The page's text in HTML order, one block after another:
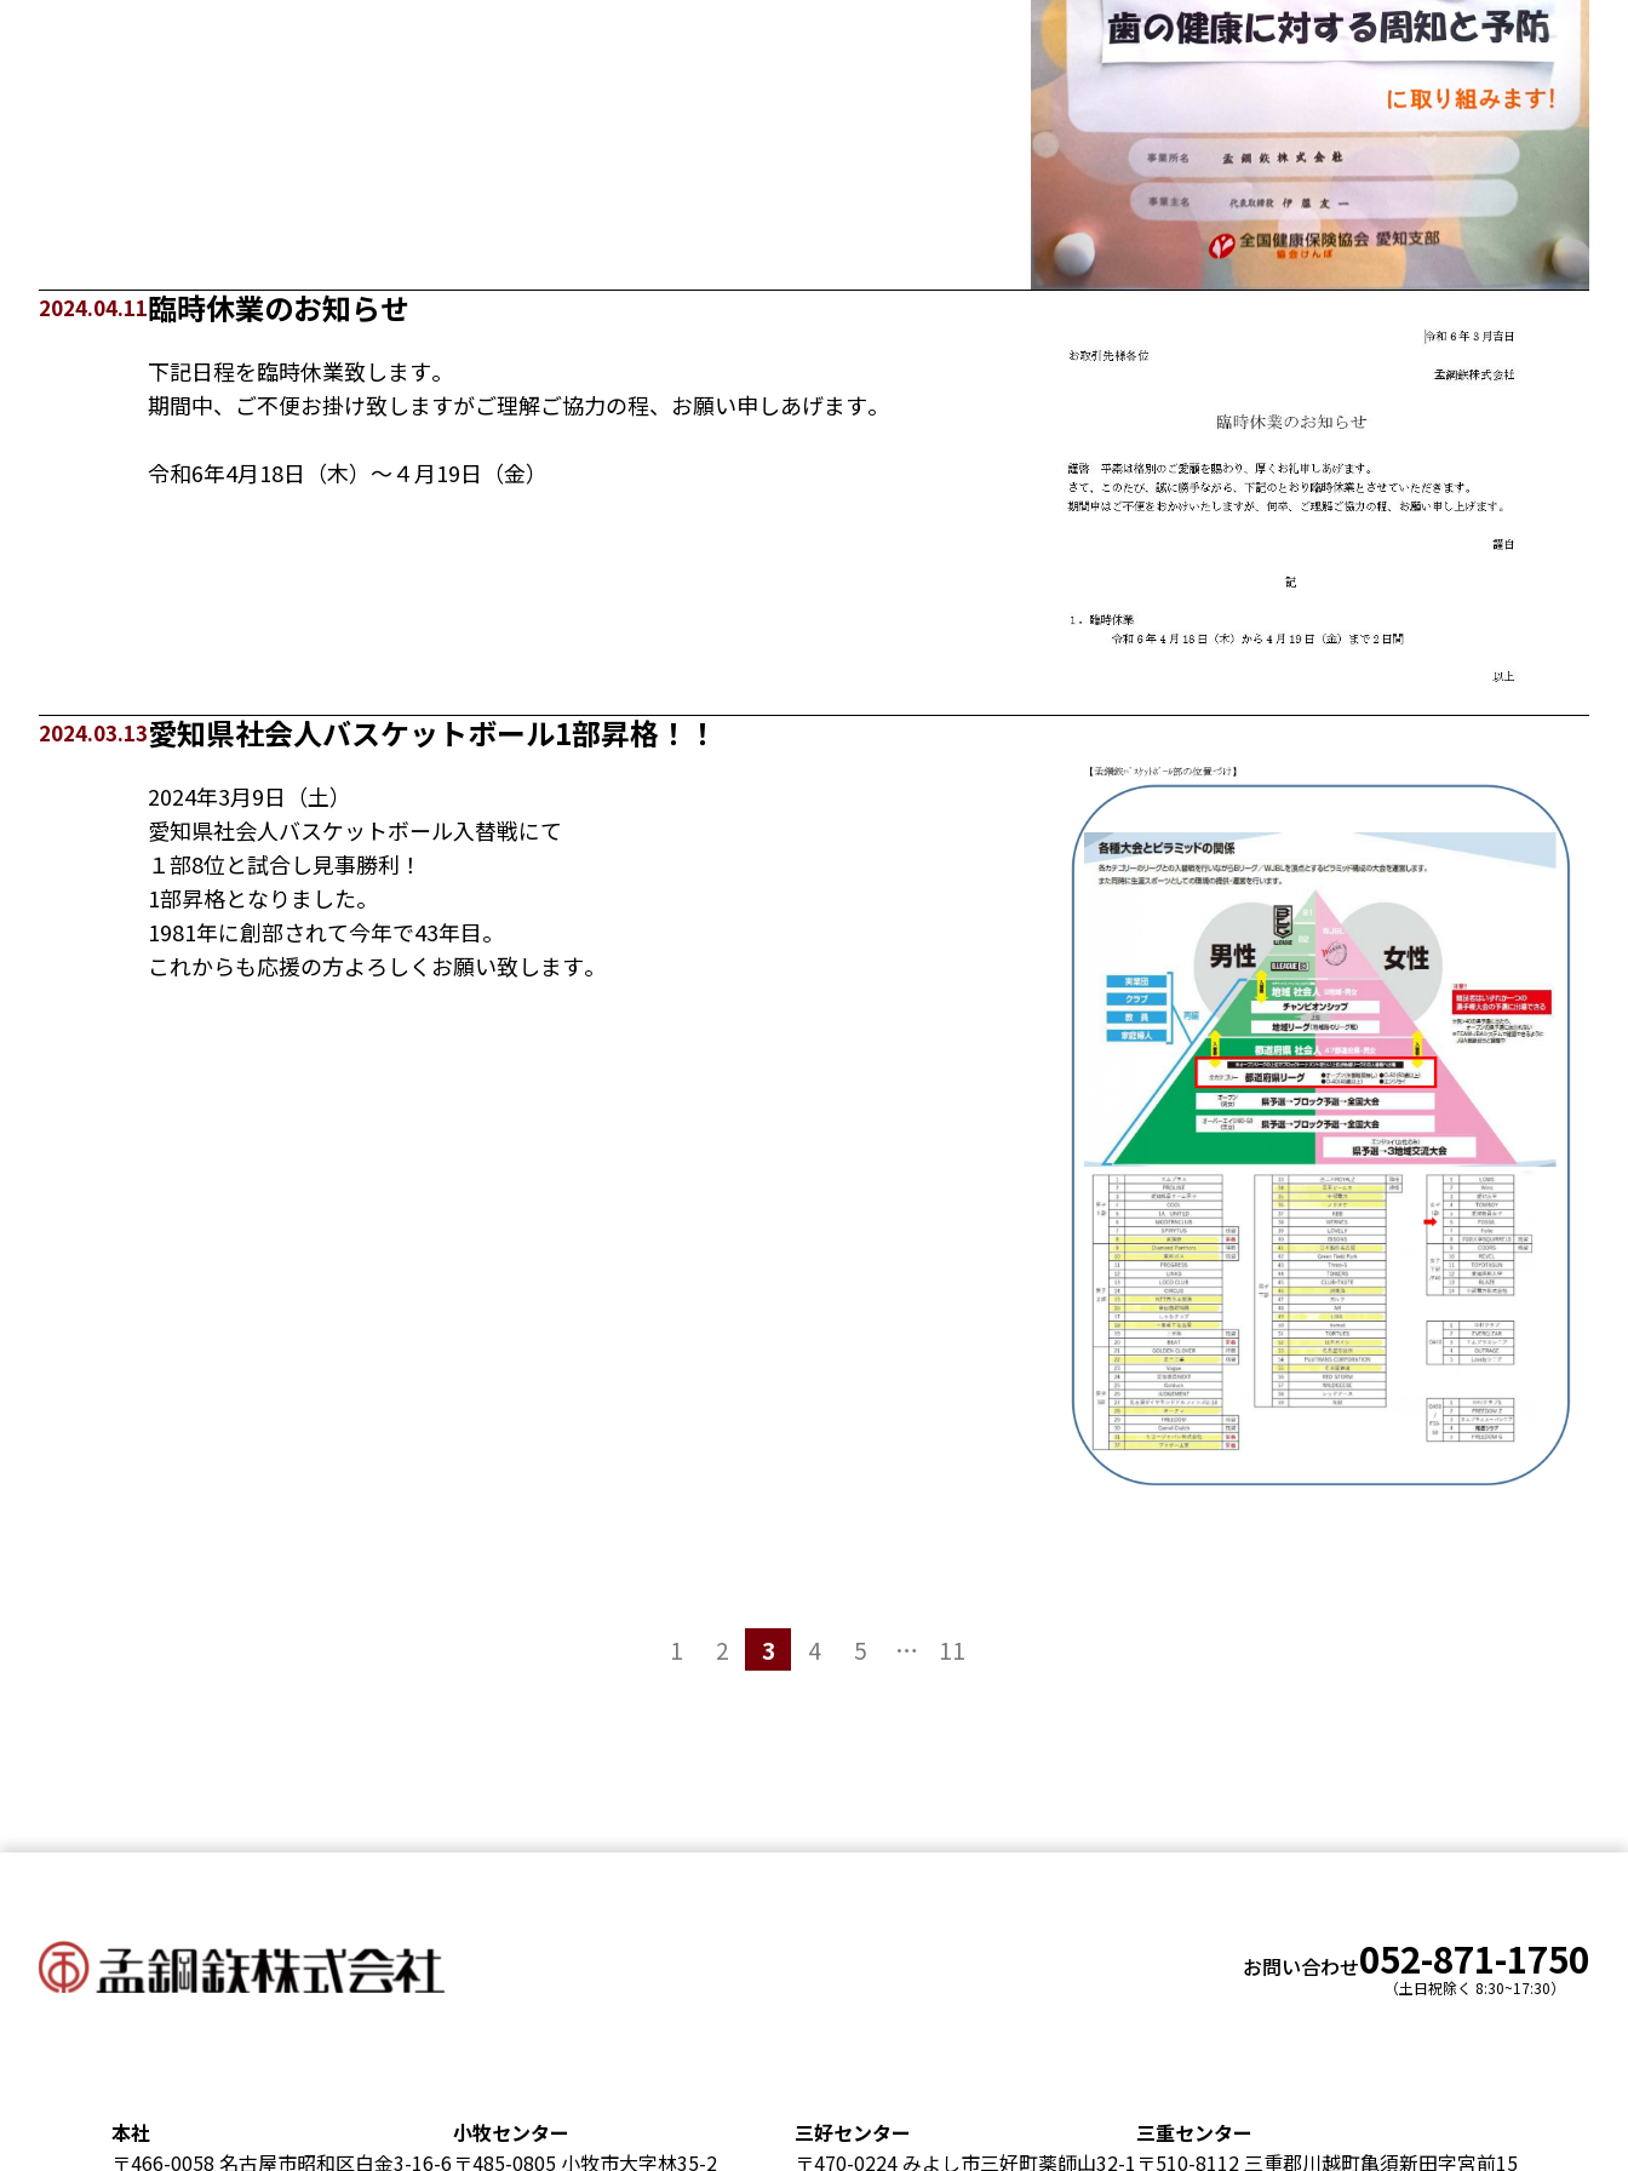
臨時休業のお知らせ
下記日程を臨時休業致します。
期間中、ご不便お掛け致しますがご理解ご協力の程、お願い申しあげます。
令和6年4月18日（木）～４月19日（金）
2024.04.11
愛知県社会人バスケットボール1部昇格！！
2024年3月9日（土）
愛知県社会人バスケットボール入替戦にて
１部8位と試合し見事勝利！
1部昇格となりました。
1981年に創部されて今年で43年目。
これからも応援の方よろしくお願い致します。
2024.03.13
1 2 3 4 5 … 11
お問い合わせ052-871-1750
（土日祝除く 8:30~17:30）
本社
〒466-0058 名古屋市昭和区白金3-16-6
小牧センター
〒485-0805 小牧市大字林35-2
三好センター
〒470-0224 みよし市三好町薬師山32-1
三重センター
〒510-8112 三重郡川越町亀須新田字宮前15